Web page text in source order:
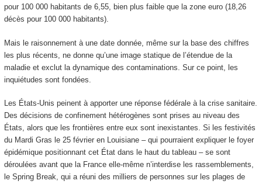
pour 100 000 habitants de 6,55, bien plus faible que la zone euro (18,26
décès pour 100 000 habitants).
Mais le raisonnement à une date donnée, même sur la base des chiffres
les plus récents, ne donne qu’une image statique de l’étendue de la
maladie et exclut la dynamique des contaminations. Sur ce point, les
inquiétudes sont fondées.
Les États-Unis peinent à apporter une réponse fédérale à la crise sanitaire.
Des décisions de confinement hétérogènes sont prises au niveau des
États, alors que les frontières entre eux sont inexistantes. Si les festivités
du Mardi Gras le 25 février en Louisiane – qui pourraient expliquer le foyer
épidémique positionnant cet État dans le haut du tableau – se sont
déroulées avant que la France elle-même n’interdise les rassemblements,
le Spring Break, qui a réuni des milliers de personnes sur les plages de